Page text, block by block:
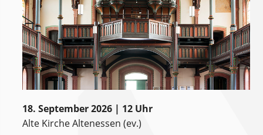
18. September 2026 | 12 Uhr
Alte Kirche Altenessen (ev.)